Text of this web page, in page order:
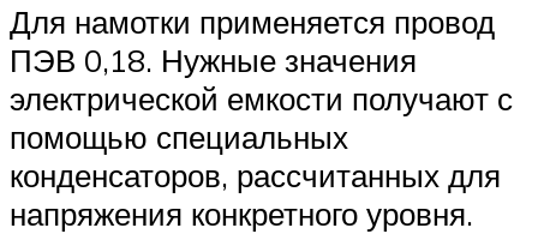
Для намотки применяется провод
ПЭВ 0,18. Нужные значения
электрической емкости получают с
помощью специальных
конденсаторов, рассчитанных для
напряжения конкретного уровня.